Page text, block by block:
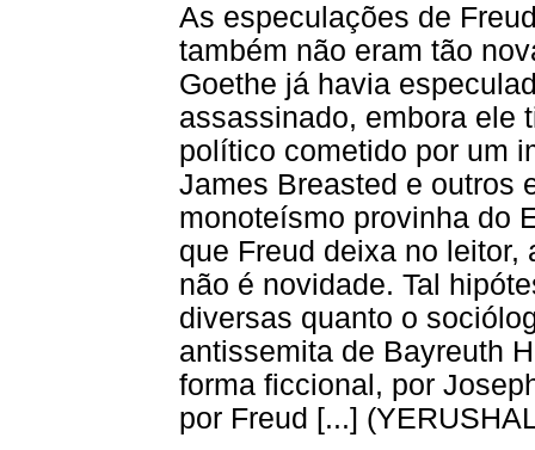
As especulações de
também não eram tão
Goethe já havia
assassinado, embora ele
político cometido por um
James Breasted e outros
monoteísmo provinha do
que Freud deixa no
não é novidade. Tal
diversas quanto o
antissemita de Bayreuth
forma ficcional, por
por Freud [...]